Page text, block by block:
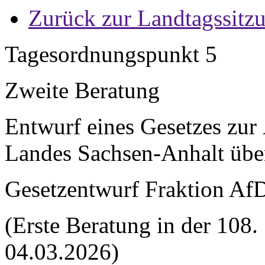
Zurück zur
Tagesordnungspunkt 5
Zweite Beratung
Entwurf eines Gesetzes zur
Landes Sachsen-Anhalt
Gesetzentwurf Fraktion
(Erste Beratung in der
04.03.2026)